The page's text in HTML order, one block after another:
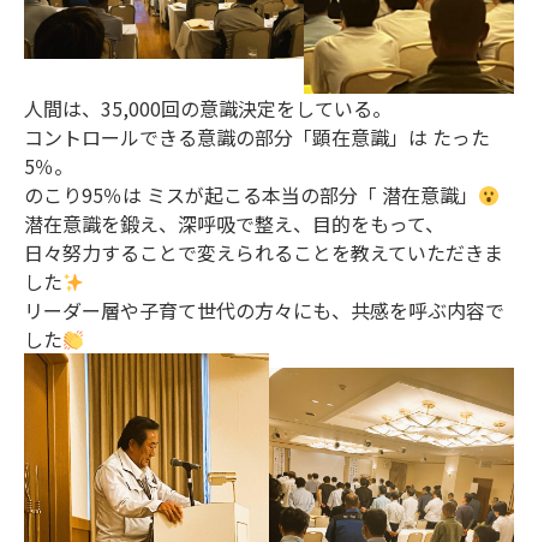
人間は、35,000回の意識決定をしている。
コントロールできる意識の部分「顕在意識」は たった
5％。
のこり95％は ミスが起こる本当の部分「 潜在意識」
潜在意識を鍛え、深呼吸で整え、目的をもって、
日々努力することで変えられることを教えていただきま
した
リーダー層や子育て世代の方々にも、共感を呼ぶ内容で
した